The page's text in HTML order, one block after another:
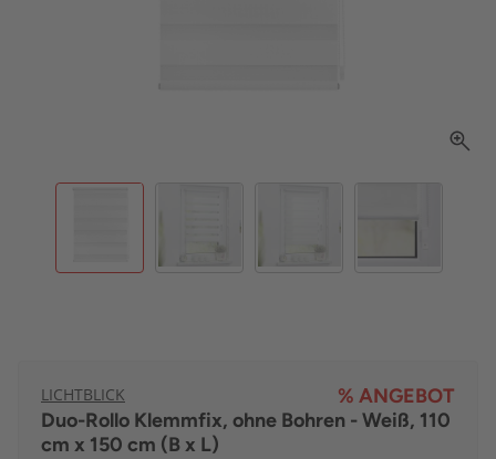
LICHTBLICK
% ANGEBOT
Duo-Rollo Klemmfix, ohne Bohren - Weiß, 110
cm x 150 cm (B x L)